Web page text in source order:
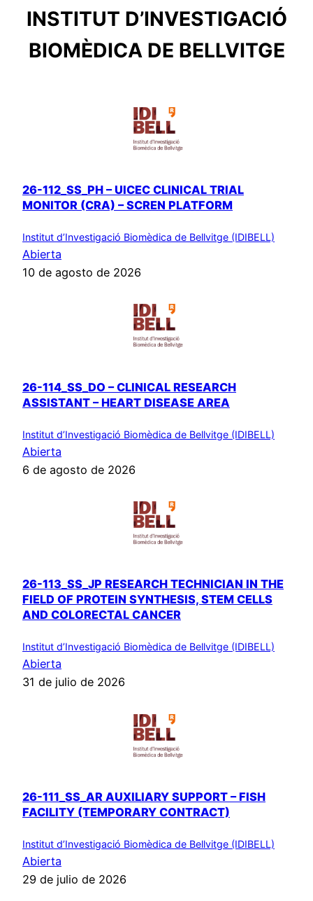
INSTITUT D’INVESTIGACIÓ
BIOMÈDICA DE BELLVITGE
26-112_SS_PH – UICEC CLINICAL TRIAL
MONITOR (CRA) – SCREN PLATFORM
Institut d’Investigació Biomèdica de Bellvitge (IDIBELL)
Abierta
10 de agosto de 2026
26-114_SS_DO – CLINICAL RESEARCH
ASSISTANT – HEART DISEASE AREA
Institut d’Investigació Biomèdica de Bellvitge (IDIBELL)
Abierta
6 de agosto de 2026
26-113_SS_JP RESEARCH TECHNICIAN IN THE
FIELD OF PROTEIN SYNTHESIS, STEM CELLS
AND COLORECTAL CANCER
Institut d’Investigació Biomèdica de Bellvitge (IDIBELL)
Abierta
31 de julio de 2026
26-111_SS_AR AUXILIARY SUPPORT – FISH
FACILITY (TEMPORARY CONTRACT)
Institut d’Investigació Biomèdica de Bellvitge (IDIBELL)
Abierta
29 de julio de 2026